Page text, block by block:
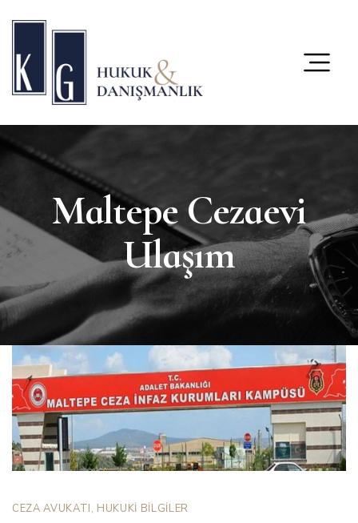
Maltepe Cezaevi
Ulaşım
CEZA AVUKATI, HUKUKİ BİLGİLER